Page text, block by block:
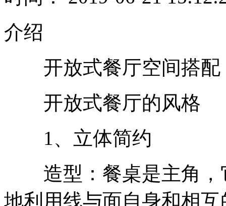
介绍
开放式餐厅空间搭配
开放式餐厅的风格
1、立体简约
造型：餐桌是主角，
地利用线与面自身和相